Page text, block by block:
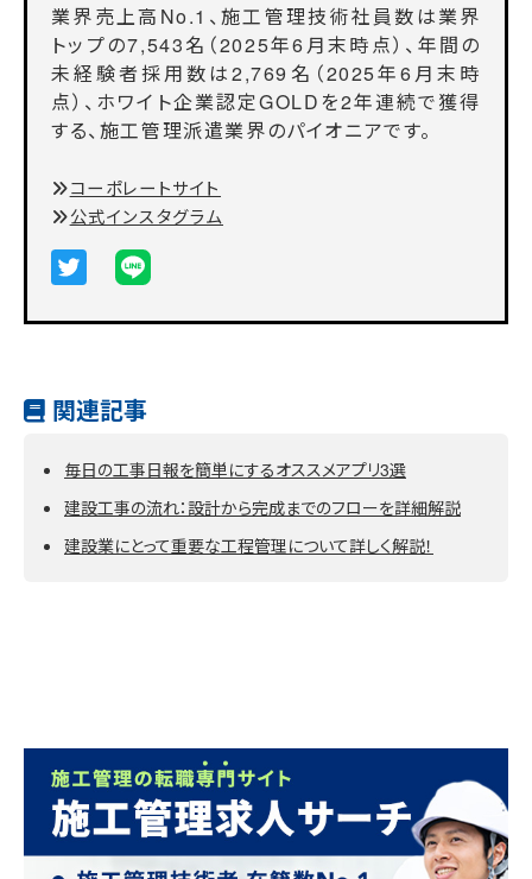
業界売上高No.1、施工管理技術社員数は業界
トップの7,543名（2025年6月末時点）、年間の
未経験者採用数は2,769名（2025年6月末時
点）、ホワイト企業認定GOLDを2年連続で獲得
する、施工管理派遣業界のパイオニアです。
コーポレートサイト
公式インスタグラム
関連記事
毎日の工事日報を簡単にするオススメアプリ3選
建設工事の流れ：設計から完成までのフローを詳細解説
建設業にとって重要な工程管理について詳しく解説！